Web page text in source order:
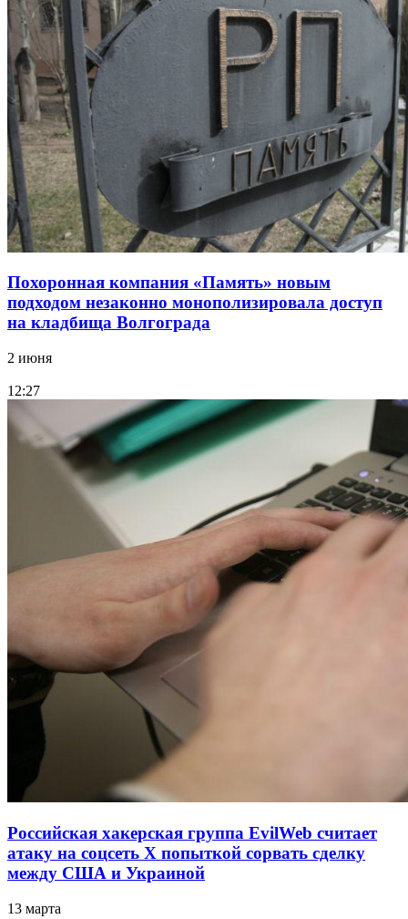
Похоронная компания «Память» новым
подходом незаконно монополизировала доступ
на кладбища Волгограда
2 июня
12:27
Российская хакерская группа EvilWeb считает
атаку на соцсеть Х попыткой сорвать сделку
между США и Украиной
13 марта